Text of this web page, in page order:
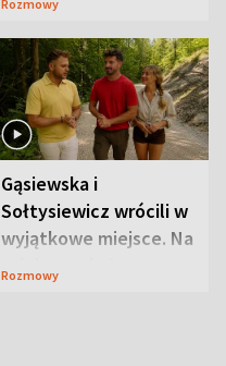
Rozmowy
Gąsiewska i
Sołtysiewicz wrócili w
wyjątkowe miejsce. Na
szlaku czekał
Rozmowy